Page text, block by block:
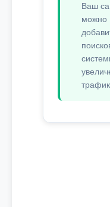
Ваш
можно